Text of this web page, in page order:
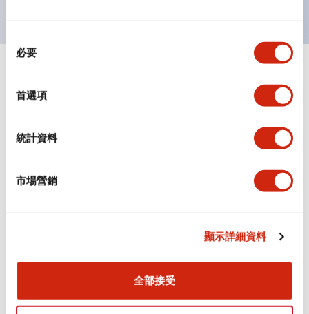
必要
首選項
統計資料
市場營銷
顯示詳細資料
全部接受
電氣規範（額定照明部分）
環境規範